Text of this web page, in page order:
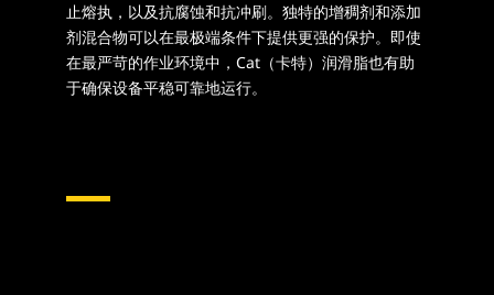
止熔执，以及抗腐蚀和抗冲刷。独特的增稠剂和添加
剂混合物可以在最极端条件下提供更强的保护。即使
在最严苛的作业环境中，Cat（卡特）润滑脂也有助
于确保设备平稳可靠地运行。